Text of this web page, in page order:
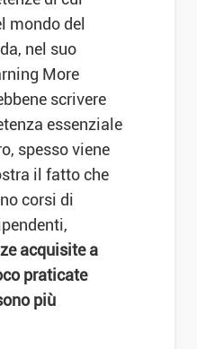
mondo del
nel suo
More
scrivere
essenziale
spesso viene
il fatto che
corsi di
acquisite a
praticate
più